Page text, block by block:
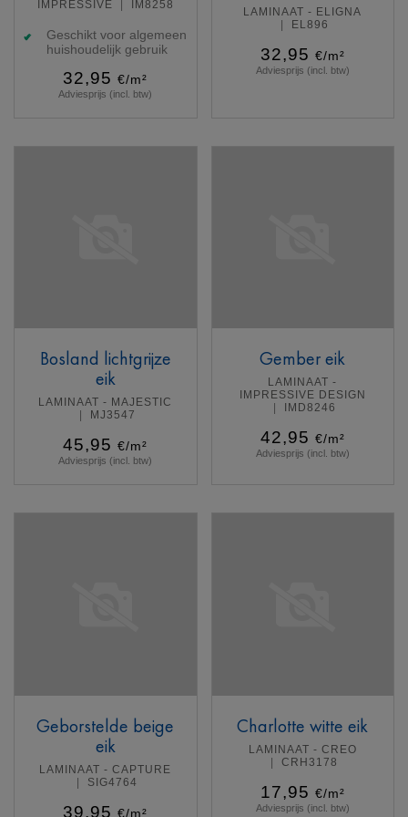
IMPRESSIVE
IM8258
Geschikt voor algemeen
huishoudelijk gebruik
32,95 €/m²
Adviesprijs (incl. btw)
LAMINAAT - ELIGNA
EL896
32,95 €/m²
Adviesprijs (incl. btw)
Bosland lichtgrijze
eik
LAMINAAT - MAJESTIC
MJ3547
45,95 €/m²
Adviesprijs (incl. btw)
Gember eik
LAMINAAT -
IMPRESSIVE DESIGN
IMD8246
42,95 €/m²
Adviesprijs (incl. btw)
Geborstelde beige
eik
LAMINAAT - CAPTURE
SIG4764
39,95 €/m²
Charlotte witte eik
LAMINAAT - CREO
CRH3178
17,95 €/m²
Adviesprijs (incl. btw)